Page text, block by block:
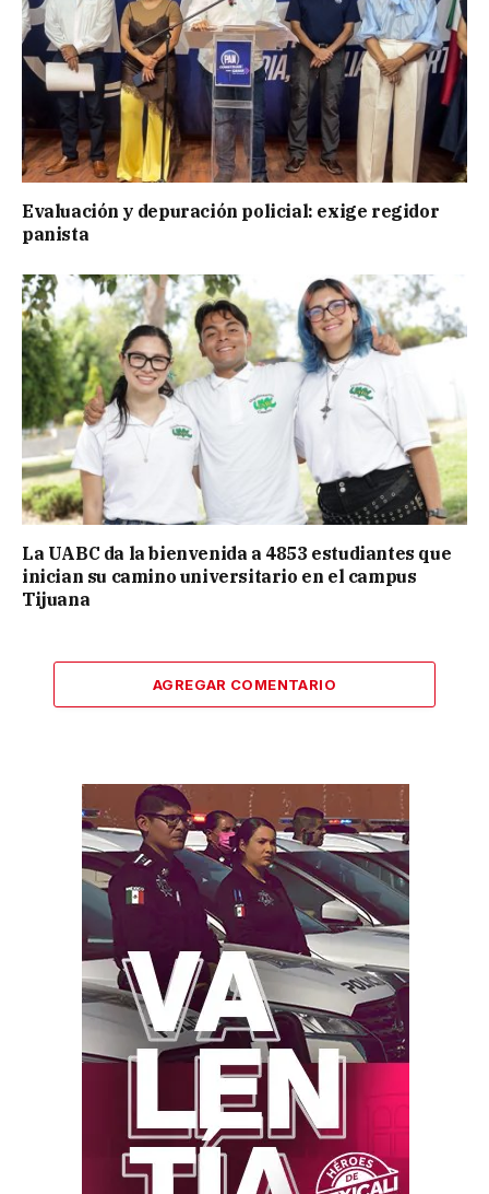
Evaluación y depuración policial: exige regidor
panista
La UABC da la bienvenida a 4853 estudiantes que
inician su camino universitario en el campus
Tijuana
AGREGAR COMENTARIO